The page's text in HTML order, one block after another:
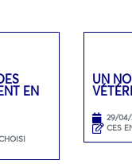
EN
UN
29/04/
CES